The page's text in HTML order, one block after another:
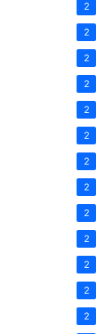
2
2
2
2
2
2
2
2
2
2
2
2
2